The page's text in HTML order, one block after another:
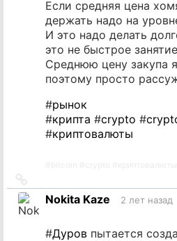
Если средняя цена
держать надо на
И это надо делать
это не быстрое
Среднюю цену закупа
поэтому просто
#рынок
#крипта #crypto #
#криптовалюты
на
источник
Nokita Kaze 2 лет назад
#Дуров пытается